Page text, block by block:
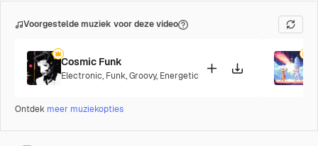
Voorgestelde muziek voor deze video
Cosmic Funk
Electronic, Funk,Groovy, Energetic
Ontdek meer muziekopties